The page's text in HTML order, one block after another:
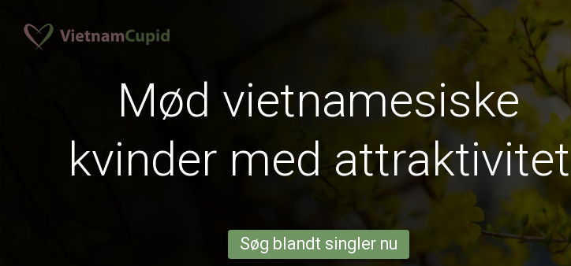
Mød vietnamesiske
kvinder med attraktivitet
Søg blandt singler nu